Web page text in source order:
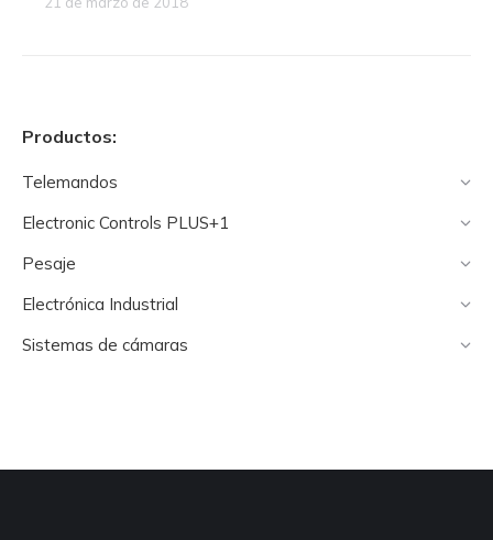
Productos:
Telemandos
Electronic Controls PLUS+1
Pesaje
Electrónica Industrial
Sistemas de cámaras